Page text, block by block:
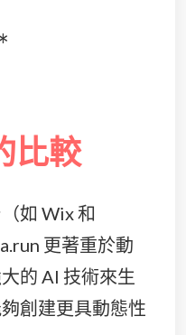
比較
如 Wix 和
更著重於動
的 AI 技術來生
創建更具動態性